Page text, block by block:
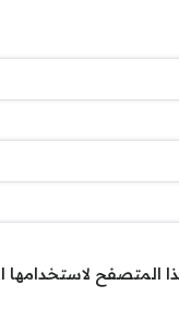
المتصفح لاستخدامها